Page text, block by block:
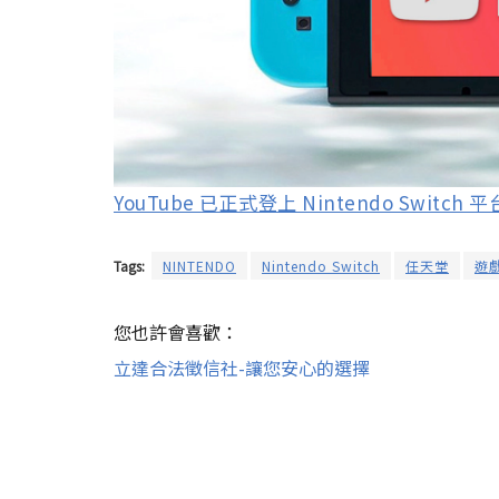
YouTube 已正式登上 Nintendo Switch 平
Tags: NINTENDO Nintendo Switch 任天堂 遊
您也許會喜歡：
立達合法徵信社-讓您安心的選擇